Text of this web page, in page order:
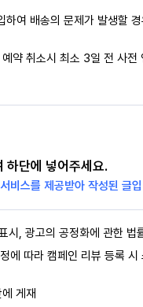
여 배송의 문제가 발생할
약 취소시 최소 3일 전 사
하단에 넣어주세요.
비스를 제공받아 작성된 글
시, 광고의 공정화에 관한 법
에 따라 캠페인 리뷰 등록 시
게재